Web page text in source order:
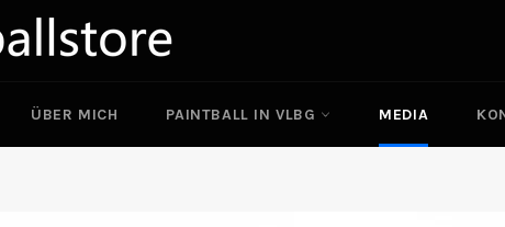
ÜBER MICH PAINTBALL IN VLBG MEDIA